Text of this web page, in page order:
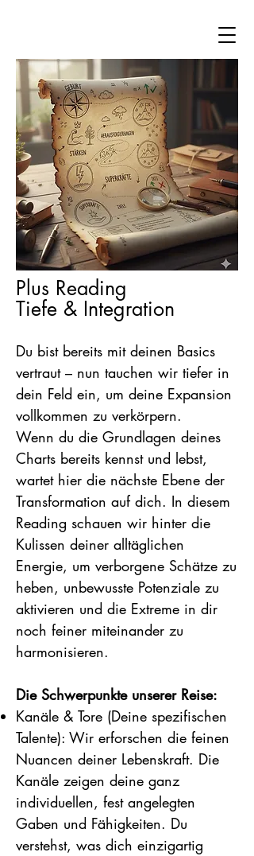
Plus Reading
Tiefe & Integration
Du bist bereits mit deinen Basics
vertraut – nun tauchen wir tiefer in
dein Feld ein, um deine Expansion
vollkommen zu verkörpern.
Wenn du die Grundlagen deines
Charts bereits kennst und lebst,
wartet hier die nächste Ebene der
Transformation auf dich. In diesem
Reading schauen wir hinter die
Kulissen deiner alltäglichen
Energie, um verborgene Schätze zu
heben, unbewusste Potenziale zu
aktivieren und die Extreme in dir
noch feiner miteinander zu
harmonisieren.
Die Schwerpunkte unserer Reise:
Kanäle & Tore (Deine spezifischen
Talente): Wir erforschen die feinen
Nuancen deiner Lebenskraft. Die
Kanäle zeigen deine ganz
individuellen, fest angelegten
Gaben und Fähigkeiten. Du
verstehst, was dich einzigartig